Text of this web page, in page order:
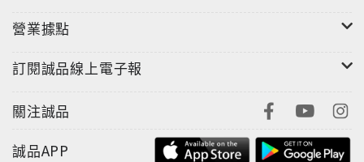
營業據點
訂閱誠品線上電子報
關注誠品
誠品APP